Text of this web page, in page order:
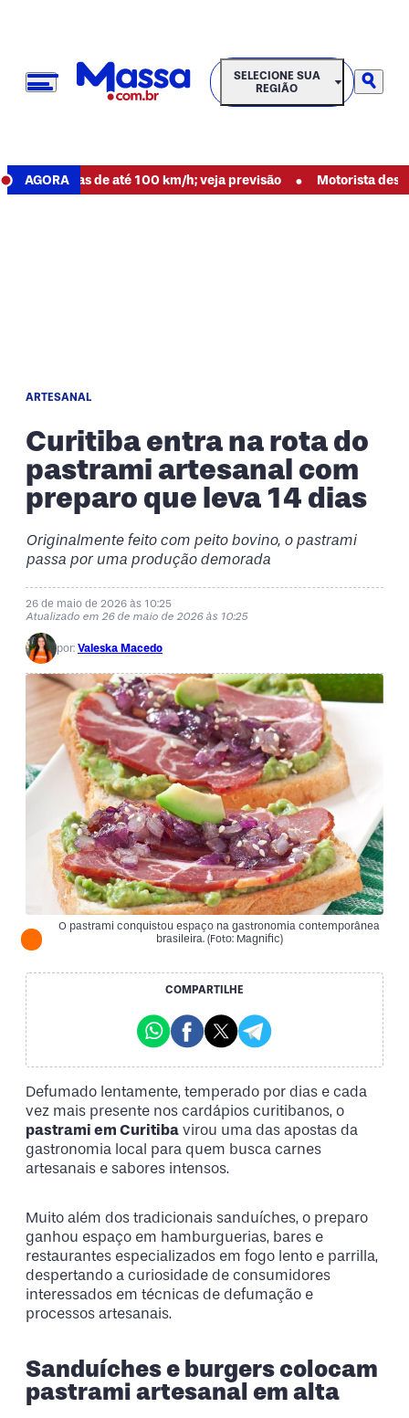
SELECIONE SUA REGIÃO
SELECIONE SUA
REGIÃO
AGORA
rajadas de até 100 km/h; veja previsão • Motorista
ARTESANAL
Curitiba entra na rota do
pastrami artesanal com
preparo que leva 14 dias
Originalmente feito com peito bovino, o pastrami
passa por uma produção demorada
26 de maio de 2026 às 10:25
Atualizado em 26 de maio de 2026 às 10:25
por: Valeska Macedo
O pastrami conquistou espaço na gastronomia contemporânea
brasileira. (Foto: Magnific)
COMPARTILHE
Defumado lentamente, temperado por dias e cada
vez mais presente nos cardápios curitibanos, o
pastrami em Curitiba virou uma das apostas da
gastronomia local para quem busca carnes
artesanais e sabores intensos.
Muito além dos tradicionais sanduíches, o preparo
ganhou espaço em hamburguerias, bares e
restaurantes especializados em fogo lento e parrilla,
despertando a curiosidade de consumidores
interessados em técnicas de defumação e
processos artesanais.
Sanduíches e burgers colocam
pastrami artesanal em alta